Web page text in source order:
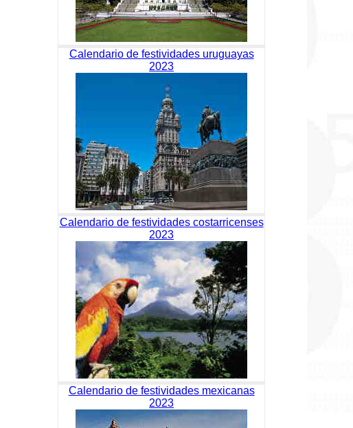
Calendario de festividades uruguayas
2023
Calendario de festividades costarricenses
2023
Calendario de festividades mexicanas
2023